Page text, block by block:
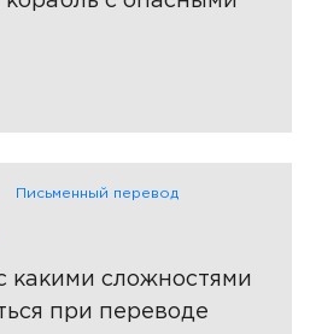
Письменный перевод
какими сложностями
при переводе